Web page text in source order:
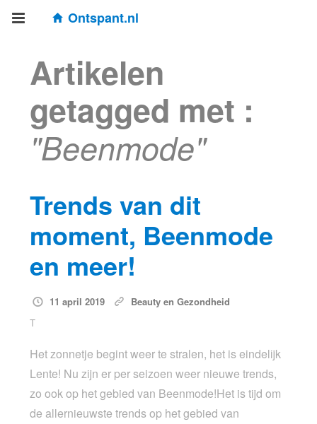
Ontspant.nl
Artikelen
getagged met :
"Beenmode"
Trends van dit
moment, Beenmode
en meer!
11 april 2019
Beauty en Gezondheid
T
Het zonnetje begint weer te stralen, het is eindelijk
Lente! Nu zijn er per seizoen weer nieuwe trends,
zo ook op het gebied van Beenmode!Het is tijd om
de allernieuwste trends op het gebied van